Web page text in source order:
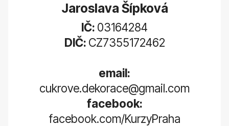
Jaroslava Šípková
IČ: 03164284
DIČ: CZ7355172462
email:
cukrove.dekorace@gmail.com
facebook:
facebook.com/KurzyPraha